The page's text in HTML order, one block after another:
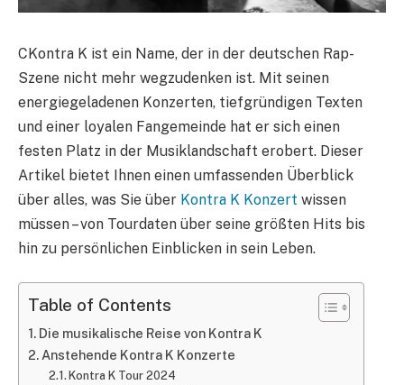
CKontra K ist ein Name, der in der deutschen Rap-
Szene nicht mehr wegzudenken ist. Mit seinen
energiegeladenen Konzerten, tiefgründigen Texten
und einer loyalen Fangemeinde hat er sich einen
festen Platz in der Musiklandschaft erobert. Dieser
Artikel bietet Ihnen einen umfassenden Überblick
über alles, was Sie über Kontra K Konzert wissen
müssen – von Tourdaten über seine größten Hits bis
hin zu persönlichen Einblicken in sein Leben.
Table of Contents
Die musikalische Reise von Kontra K
Anstehende Kontra K Konzerte
Kontra K Tour 2024